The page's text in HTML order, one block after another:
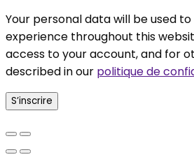
Your personal data will be used
experience throughout this
access to your account, and for
described in our politique de
S’inscrire